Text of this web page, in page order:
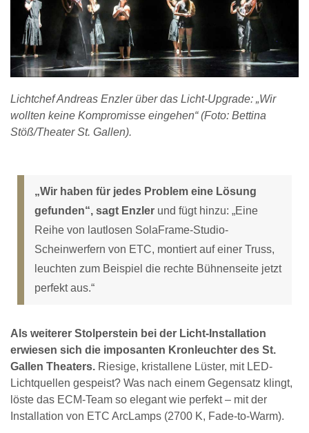
Lichtchef Andreas Enzler über das Licht-Upgrade: „Wir
wollten keine Kompromisse eingehen“ (Foto: Bettina
Stöß/Theater St. Gallen).
„Wir haben für jedes Problem eine Lösung
gefunden“, sagt Enzler und fügt hinzu: „Eine
Reihe von lautlosen SolaFrame-Studio-
Scheinwerfern von ETC, montiert auf einer Truss,
leuchten zum Beispiel die rechte Bühnenseite jetzt
perfekt aus.“
Als weiterer Stolperstein bei der Licht-Installation
erwiesen sich die imposanten Kronleuchter des St.
Gallen Theaters. Riesige, kristallene Lüster, mit LED-
Lichtquellen gespeist? Was nach einem Gegensatz klingt,
löste das ECM-Team so elegant wie perfekt – mit der
Installation von ETC ArcLamps (2700 K, Fade-to-Warm).